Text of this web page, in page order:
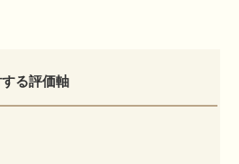
る評価軸